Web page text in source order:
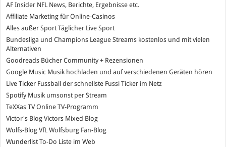
AF Insider NFL News, Berichte, Ergebnisse etc.
Affiliate Marketing für Online-Casinos
Alles außer Sport Täglicher Live Sport
Bundesliga und Champions League Streams kostenlos und mit vielen
Alternativen
Goodreads Bücher Community + Rezensionen
Google Music Musik hochladen und auf verschiedenen Geräten hören
Live Ticker Fussball der schnellste Fussi Ticker im Netz
SpotifyMusik umsonst per Stream
TeXXas TVOnline TV-Programm
Victor's Blog Victors Mixed Blog
Wolfs-Blog VfL Wolfsburg Fan-Blog
Wunderlist To-Do Liste im Web